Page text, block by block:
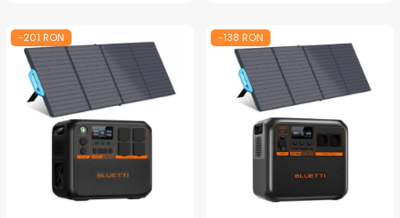
-201 RON -138 RON